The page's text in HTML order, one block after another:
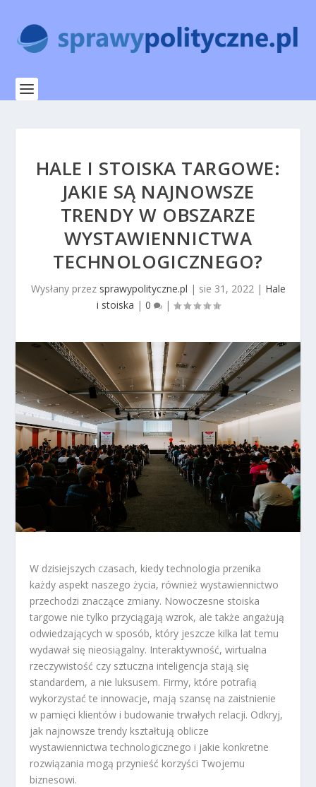
HALE I STOISKA TARGOWE:
JAKIE SĄ NAJNOWSZE
TRENDY W OBSZARZE
WYSTAWIENNICTWA
TECHNOLOGICZNEGO?
Wysłany przez sprawypolityczne.pl | sie 31, 2022| Hale
i stoiska | 0 |
W dzisiejszych czasach, kiedy technologia przenika
każdy aspekt naszego życia, również wystawiennictwo
przechodzi znaczące zmiany. Nowoczesne stoiska
targowe nie tylko przyciągają wzrok, ale także angażują
odwiedzających w sposób, który jeszcze kilka lat temu
wydawał się nieosiągalny. Interaktywność, wirtualna
rzeczywistość czy sztuczna inteligencja stają się
standardem, a nie luksusem. Firmy, które potrafią
wykorzystać te innowacje, mają szansę na zaistnienie
w pamięci klientów i budowanie trwałych relacji. Odkryj,
jak najnowsze trendy kształtują oblicze
wystawiennictwa technologicznego i jakie konkretne
rozwiązania mogą przynieść korzyści Twojemu
biznesowi.